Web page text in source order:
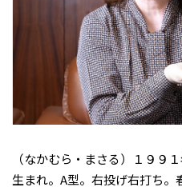
（なかむら・まさる）１９９
生まれ。A型。右投げ右打ち